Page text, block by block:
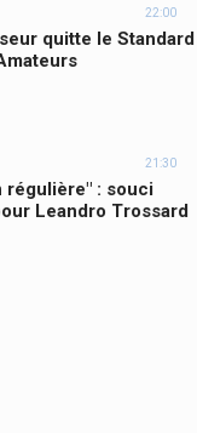
22:00
quitte le Standard
21:30
régulière" : souci
Leandro Trossard